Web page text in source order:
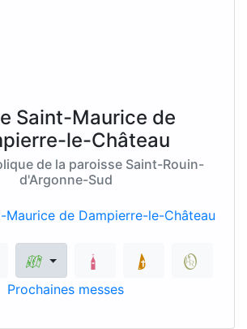
Saint-Maurice de
le-Château
de la paroisse Saint-Rouin-
d'Argonne-Sud
Prochaines messes